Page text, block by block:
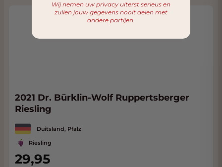
2021 Dr. Bürklin-Wolf Ruppertsberger
Riesling
Duitsland, Pfalz
Riesling
29,95
Wij nemen uw privacy uiterst serieus en
zullen jouw gegevens nooit delen met
andere partijen.